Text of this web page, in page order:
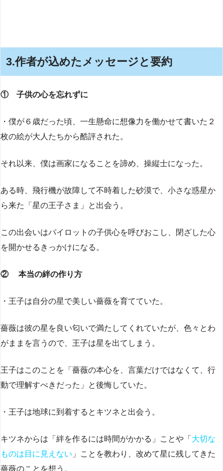
3.作者が込めたメッセージと要約
① 子供の心を忘れずに
・僕が６歳だった頃、一生懸命に想像力を働かせて書いた２
枚の絵が大人たちから酷評された。
それ以来、僕は画家になることを諦め、操縦士になった。
ある時、飛行機が故障して不時着した砂漠で、小さな惑星か
ら来た「星の王子さま」と出会う。
この出会いはパイロットの子供心を呼びおこし、閉ざした心
を開かせるきっかけになる。
② 本当の絆の作り方
・王子は自分の星で美しい薔薇を育てていた。
薔薇は彼の星を良い匂いで満たしてくれていたが、色々とわ
がままを言うので、王子は星を出てしまう。
王子はこのことを「薔薇の本心を、言葉だけではなくて、行
動で理解すべきだった」と後悔していた。
・王子は地球に到着するとキツネと出会う。
キツネからは「絆を作るには時間がかかる」ことや「 大切な
ものは目に見えない 」ことを教わり、改めて星に残してきた
薔薇のことを想う。